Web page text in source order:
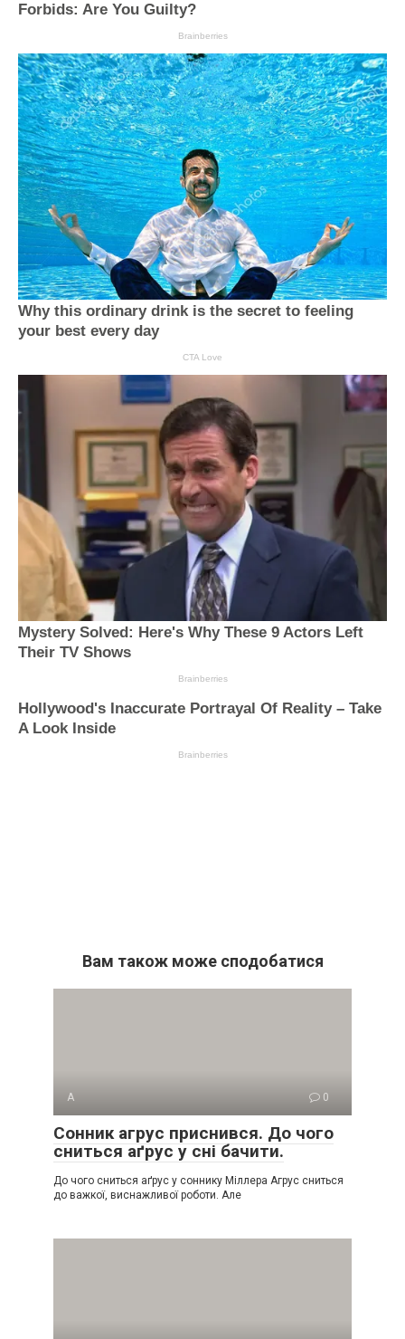
Вам також може сподобатися
А 0
Сонник агрус приснився. До чого
сниться аґрус у сні бачити.
До чого сниться аґрус у соннику Міллера Агрус сниться
до важкої, виснажливої роботи. Але